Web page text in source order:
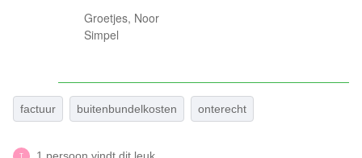
Groetjes, Noor
Simpel
factuur buitenbundelkosten onterecht
T